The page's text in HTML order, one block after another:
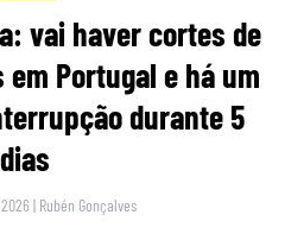
vai haver cortes de
Portugal e há um
durante 5
dias
| Rubén Gonçalves